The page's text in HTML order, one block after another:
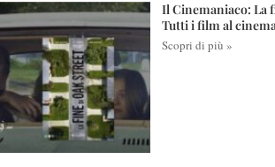
Il Cinemaniaco: La
Tutti i film al
Scopri di più »